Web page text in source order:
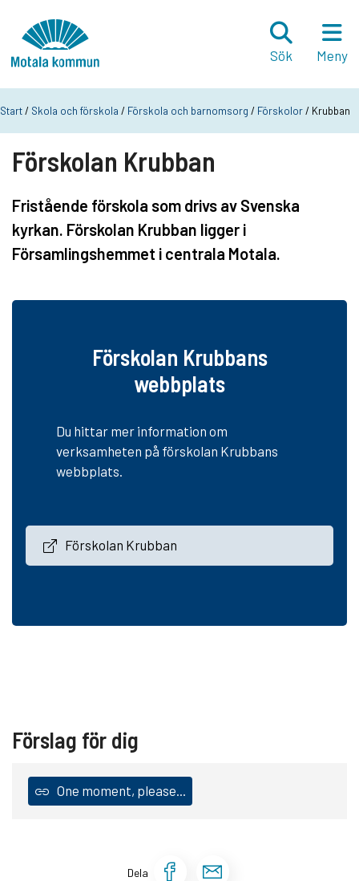
Sök
Meny
Start/ Skola och förskola / Förskola och barnomsorg / Förskolor/ Krubban
Förskolan Krubban
Fristående förskola som drivs av Svenska
kyrkan. Förskolan Krubban ligger i
Församlingshemmet i centrala Motala.
Förskolan Krubbans
webbplats
Du hittar mer information om
verksamheten på förskolan Krubbans
webbplats.
Förskolan Krubban
Förslag för dig
One moment, please...
Dela Dela sidan på